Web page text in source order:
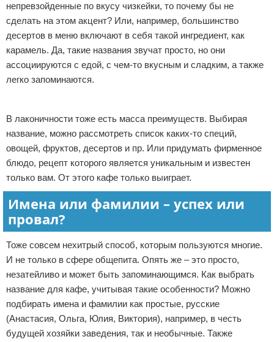
непревзойденные по вкусу чизкейки, то почему бы не
сделать на этом акцент? Или, например, большинство
десертов в меню включают в себя такой ингредиент, как
карамель. Да, такие названия звучат просто, но они
ассоциируются с едой, с чем-то вкусным и сладким, а также
легко запоминаются.
В лаконичности тоже есть масса преимуществ. Выбирая
название, можно рассмотреть список каких-то специй,
овощей, фруктов, десертов и пр. Или придумать фирменное
блюдо, рецепт которого является уникальным и известен
только вам. От этого кафе только выиграет.
Имена или фамилии – успех или
провал?
Тоже совсем нехитрый способ, которым пользуются многие.
И не только в сфере общепита. Опять же – это просто,
незатейливо и может быть запоминающимся. Как выбрать
название для кафе, учитывая такие особенности? Можно
подбирать имена и фамилии как простые, русские
(Анастасия, Ольга, Юлия, Виктория), например, в честь
будущей хозяйки заведения, так и необычные. Также